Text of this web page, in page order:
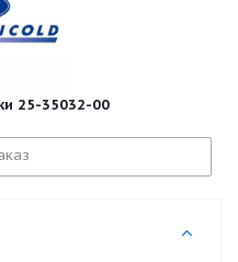
25-35032-00